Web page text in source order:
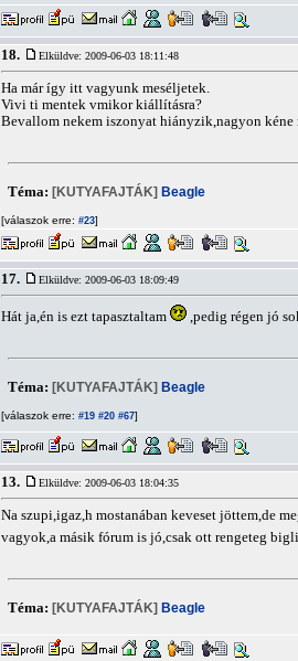
18. Elküldve: 2009-06-03 18:11:48
Ha már így itt vagyunk meséljetek.
Vivi ti mentek vmikor kiállításra?
Bevallom nekem iszonyat hiányzik,nagyon kéne
Téma: [KUTYAFAJTÁK] Beagle
[válaszok erre: #23]
17. Elküldve: 2009-06-03 18:09:49
Hát ja,én is ezt tapasztaltam ,pedig régen jó
Téma: [KUTYAFAJTÁK] Beagle
[válaszok erre: #19 #20 #67]
13. Elküldve: 2009-06-03 18:04:35
Na szupi,igaz,h mostanában keveset jöttem,de
vagyok,a másik fórum is jó,csak ott rengeteg
Téma: [KUTYAFAJTÁK] Beagle